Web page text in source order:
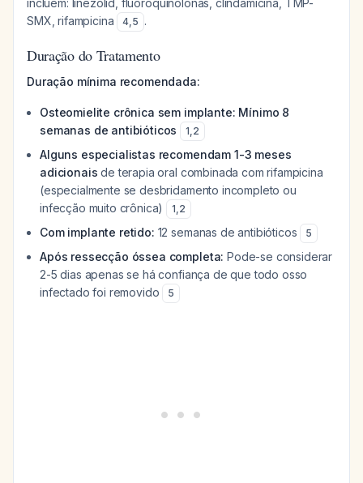
incluem: linezolid, fluoroquinolonas, clindamicina, TMP-
SMX, rifampicina
4,5 .
Duração do Tratamento
Duração mínima recomendada:
Osteomielite crônica sem implante: Mínimo 8
semanas de antibióticos
1,2
Alguns especialistas recomendam 1-3 meses
adicionais de terapia oral combinada com rifampicina
(especialmente se desbridamento incompleto ou
infecção muito crônica)
1,2
Com implante retido: 12 semanas de antibióticos 5
Após ressecção óssea completa: Pode-se considerar
2-5 dias apenas se há confiança de que todo osso
infectado foi removido
5